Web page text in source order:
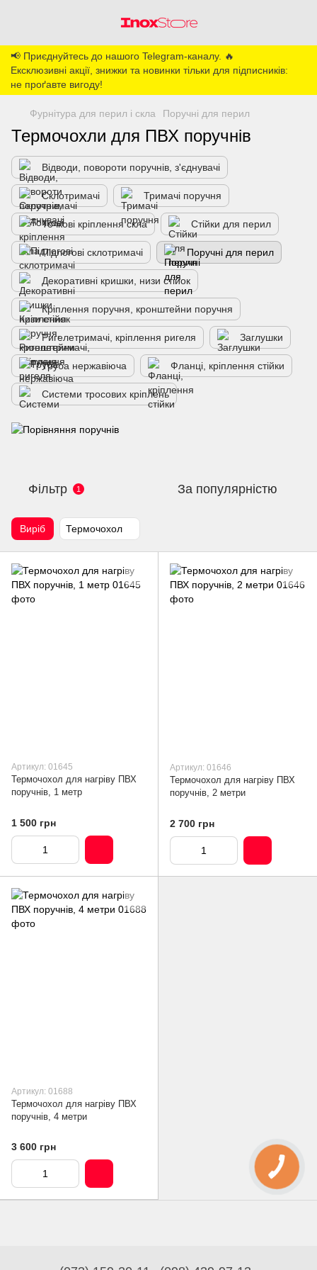
📢 Приєднуйтесь до нашого Telegram-каналу. 🔥
Ексклюзивні акції, знижки та новинки тільки для підписників:
не проґавте вигоду!
Фурнітура для перил і скла Поручні для перил
Термочохли для ПВХ поручнів
Відводи, повороти поручнів, з'єднувачі
Склотримачі Тримачі поручня
Точкові кріплення скла Стійки для перил
Підлогові склотримачі Поручні для перил
Декоративні кришки, низи стійок
Кріплення поручня, кронштейни поручня
Ригелетримачі, кріплення ригеля Заглушки
Труба нержавіюча Фланці, кріплення стійки
Системи тросових кріплень
Фільтр 1 За популярністю
Виріб Термочохол
Артикул: 01645
Термочохол для нагріву ПВХ
поручнів, 1 метр
1 500 грн
Артикул: 01646
Термочохол для нагріву ПВХ
поручнів, 2 метри
2 700 грн
Артикул: 01688
Термочохол для нагріву ПВХ
поручнів, 4 метри
3 600 грн